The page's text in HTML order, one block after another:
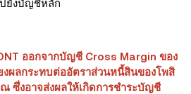
ปยังบัญชีหลัก
ออกจากบัญชี Cross Margin ของ
งผลกระทบต่ออัตราส่วนหนี้สินของโพสิ
ซึ่งอาจส่งผลให้เกิดการชำระบัญชี